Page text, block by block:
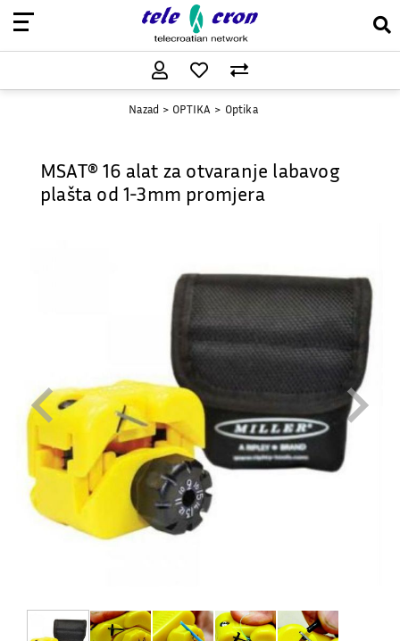
Nazad OPTIKA Optika
MSAT® 16 alat za otvaranje labavog
plašta od 1-3mm promjera